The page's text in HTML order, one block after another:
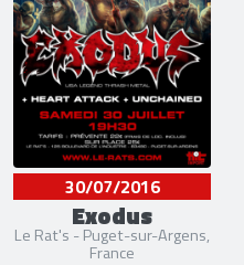
30/07/2016
Exodus
Le Rat's - Puget-sur-Argens,
France